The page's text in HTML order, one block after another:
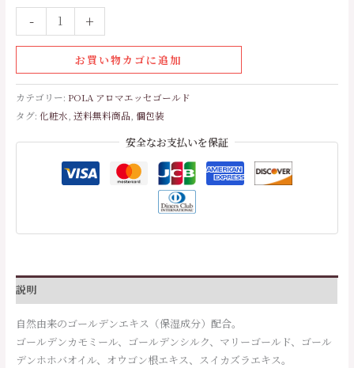
-
個
+
お買い物カゴに追加
カテゴリー: POLA アロマエッセゴールド
タグ:化粧水,送料無料商品,個包装
安全なお支払いを保証
説明
自然由来のゴールデンエキス（保湿成分）配合。
ゴールデンカモミール、ゴールデンシルク、マリーゴールド、ゴール
デンホホバオイル、オウゴン根エキス、スイカズラエキス。